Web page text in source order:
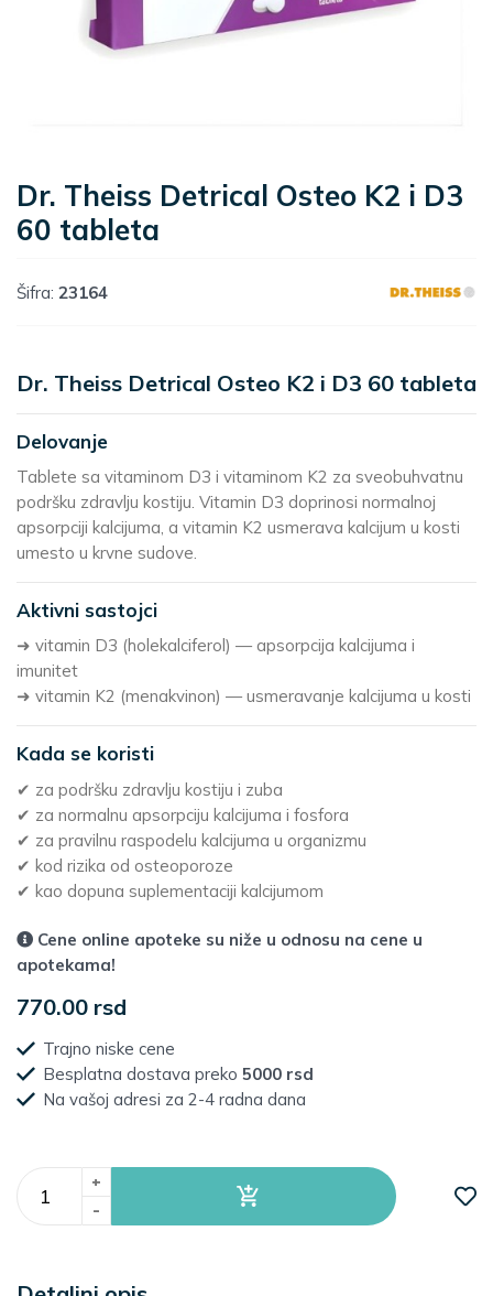
Dr. Theiss Detrical Osteo K2 i D3
60 tableta
Šifra: 23164
Dr. Theiss Detrical Osteo K2 i D3 60 tableta
Delovanje
Tablete sa vitaminom D3 i vitaminom K2 za sveobuhvatnu
podršku zdravlju kostiju. Vitamin D3 doprinosi normalnoj
apsorpciji kalcijuma, a vitamin K2 usmerava kalcijum u kosti
umesto u krvne sudove.
Aktivni sastojci
➜ vitamin D3 (holekalciferol) — apsorpcija kalcijuma i
imunitet
➜ vitamin K2 (menakvinon) — usmeravanje kalcijuma u kosti
Kada se koristi
✔ za podršku zdravlju kostiju i zuba
✔ za normalnu apsorpciju kalcijuma i fosfora
✔ za pravilnu raspodelu kalcijuma u organizmu
✔ kod rizika od osteoporoze
✔ kao dopuna suplementaciji kalcijumom
Cene online apoteke su niže u odnosu na cene u
apotekama!
770.00 rsd
Trajno niske cene
Besplatna dostava preko 5000 rsd
Na vašoj adresi za 2-4 radna dana
+
-